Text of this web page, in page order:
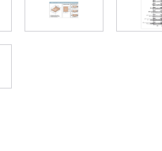
РАСПРОДАЖА